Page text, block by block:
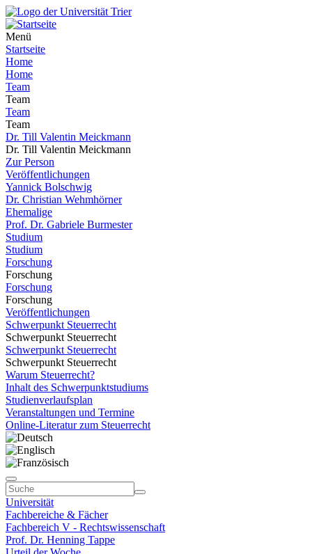
Menü
Startseite
Home
Home
Team
Team
Team
Team
Dr. Till Valentin Meickmann
Dr. Till Valentin Meickmann
Zur Person
Veröffentlichungen
Yannick Bolschwig
Dr. Christian Wehmhörner
Ehemalige
Prof. Dr. Gabriele Burmester
Studium
Studium
Forschung
Forschung
Forschung
Forschung
Veröffentlichungen
Schwerpunkt Steuerrecht
Schwerpunkt Steuerrecht
Schwerpunkt Steuerrecht
Schwerpunkt Steuerrecht
Warum Steuerrecht?
Inhalt des Schwerpunktstudiums
Studienverlaufsplan
Veranstaltungen und Termine
Online-Literatur zum Steuerrecht
Universität
Fachbereiche & Fächer
Fachbereich V - Rechtswissenschaft
Prof. Dr. Henning Tappe